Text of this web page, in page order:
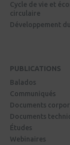
Cycle de vie et
circulaire
Développement
PUBLICATIONS
Balados
Communiqués
Documents
Documents
Études
Webinaires